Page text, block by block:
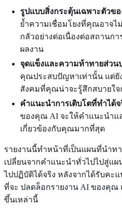
รูปแบบสิ่งกระตุ้นเฉพาะตัวข
ย้ำความเชื่อมโยงที่คุณอาจไ
กลัวอย่างต่อเนื่องต่อสถานก
ผลงาน
จุดแข็งและความท้าทายส่วน
คุณประสบปัญหาเท่านั้น แต่ยั
สังคมที่คุณน่าจะรู้สึกสบายใจ
คำแนะนำการเติบโตที่ทำได้จ
ของคุณ AI จะให้คำแนะนำ
เกี่ยวข้องกับคุณมากที่สุด
รายงานนี้ทำหน้าที่เป็นแผนที่นำ
เปลี่ยนจากคำแนะนำทั่วไปไปสู่แผ
ไปปฏิบัติได้จริง หลังจากได้รับค
ที่จะ ปลดล็อกรายงาน AI ของคุณ
ขึ้นเหล่านี้